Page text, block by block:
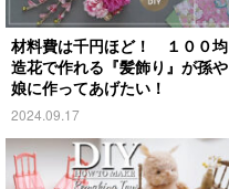
材料費は千円ほど！ １００均
造花で作れる『髪飾り』が孫や
娘に作ってあげたい！
2024.09.17